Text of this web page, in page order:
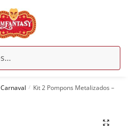
Carnaval / Kit 2 Pompons Metalizados –